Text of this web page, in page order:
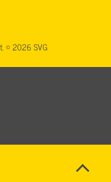
© 2026 SVG